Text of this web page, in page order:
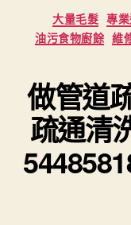
大量毛髮 專
油污食物廚餘 維
做管道
疏通清